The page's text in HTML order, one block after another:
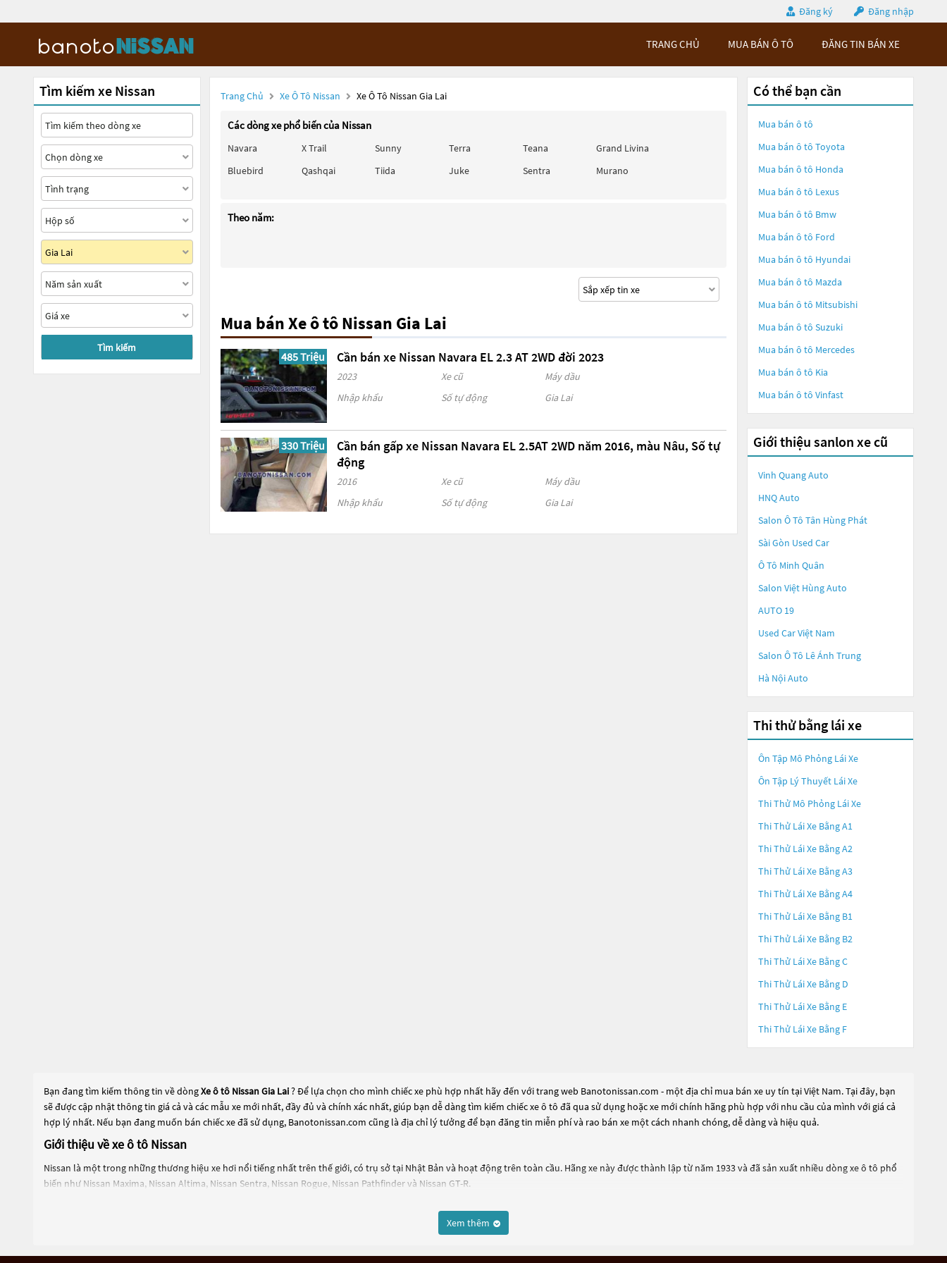
Đăng ký Đăng nhập
TRANG CHỦ MUA BÁN Ô TÔ ĐĂNG TIN BÁN XE
Tìm kiếm xe Nissan
Tìm kiếm
Trang Chủ Xe Ô Tô Nissan Xe Ô Tô Nissan Gia Lai
Các dòng xe phổ biến của Nissan
Navara X Trail Sunny Terra Teana
Grand Livina
Bluebird
Qashqai Tiida Juke Sentra Murano
Theo năm:
Mua bán Xe ô tô Nissan Gia Lai
485 Triệu Cần bán xe Nissan Navara EL 2.3 AT 2WD đời 2023
2023 Xe cũ
Máy dầu
Nhập khẩu
Số tự động Gia Lai
330 Triệu
Cần bán gấp xe Nissan Navara EL 2.5AT 2WD năm 2016, màu Nâu, Số tự
động
2016 Xe cũ
Máy dầu
Nhập khẩu
Số tự động Gia Lai
Có thể bạn cần
Mua bán ô tô
Mua bán ô tô Toyota
Mua bán ô tô Honda
Mua bán ô tô Lexus
Mua bán ô tô Bmw
Mua bán ô tô Ford
Mua bán ô tô Hyundai
Mua bán ô tô Mazda
Mua bán ô tô Mitsubishi
Mua bán ô tô Suzuki
Mua bán ô tô Mercedes
Mua bán ô tô Kia
Mua bán ô tô Vinfast
Giới thiệu sanlon xe cũ
Vinh Quang Auto
HNQ Auto
Salon Ô Tô Tân Hùng Phát
Sài Gòn Used Car
Ô Tô Minh Quân
Salon Việt Hùng Auto
AUTO 19
Used Car Việt Nam
Salon Ô Tô Lê Ánh Trung
Hà Nội Auto
Thi thử bằng lái xe
Ôn Tập Mô Phỏng Lái Xe
Ôn Tập Lý Thuyết Lái Xe
Thi Thử Mô Phỏng Lái Xe
Thi Thử Lái Xe Bằng A1
Thi Thử Lái Xe Bằng A2
Thi Thử Lái Xe Bằng A3
Thi Thử Lái Xe Bằng A4
Thi Thử Lái Xe Bằng B1
Thi Thử Lái Xe Bằng B2
Thi Thử Lái Xe Bằng C
Thi Thử Lái Xe Bằng D
Thi Thử Lái Xe Bằng E
Thi Thử Lái Xe Bằng F
Bạn đang tìm kiếm thông tin về dòngXe ô tô Nissan Gia Lai? Để lựa chọn cho mình chiếc xe phù hợp nhất hãy đến với trang web Banotonissan.com - một địa chỉ mua bán xe uy tín tại Việt Nam. Tại đây, bạn
sẽ được cập nhật thông tin giá cả và các mẫu xe mới nhất, đầy đủ và chính xác nhất, giúp bạn dễ dàng tìm kiếm chiếc xe ô tô đã qua sử dụng hoặc xe mới chính hãng phù hợp với nhu cầu của mình với giá cả
hợp lý nhất. Nếu bạn đang muốn bán chiếc xe đã sử dụng, Banotonissan.com cũng là địa chỉ lý tưởng để bạn đăng tin miễn phí và rao bán xe một cách nhanh chóng, dễ dàng và hiệu quả.
Giới thiệu về xe ô tô Nissan
Nissan là một trong những thương hiệu xe hơi nổi tiếng nhất trên thế giới, có trụ sở tại Nhật Bản và hoạt động trên toàn cầu. Hãng xe này được thành lập từ năm 1933 và đã sản xuất nhiều dòng xe ô tô phổ
biến như Nissan Maxima, Nissan Altima, Nissan Sentra, Nissan Rogue, Nissan Pathfinder và Nissan GT-R.
Rogue được trang bị động cơ xăng và hybrid, có khả năng vận hành linh hoạt trên nhiều địa hình khác nhau.
Xem thêm